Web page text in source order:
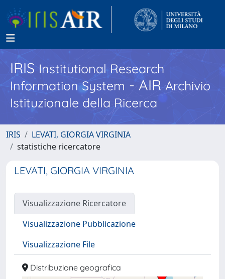
IRISInstitutional Research
Information System - AIR Archivio
Istituzionale della Ricerca
IRIS
LEVATI, GIORGIA VIRGINIA
statistiche ricercatore
LEVATI, GIORGIA VIRGINIA
Visualizzazione Ricercatore
Visualizzazione Pubblicazione
Visualizzazione File
Distribuzione geografica